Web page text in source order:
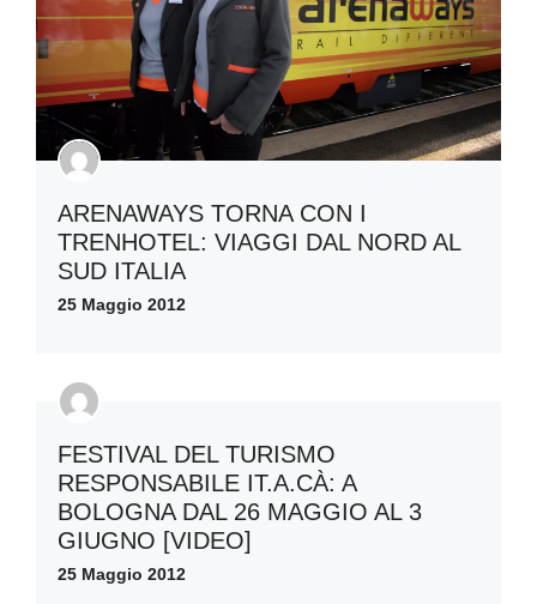
ARENAWAYS TORNA CON I
TRENHOTEL: VIAGGI DAL NORD AL
SUD ITALIA
25 Maggio 2012
FESTIVAL DEL TURISMO
RESPONSABILE IT.A.CÀ: A
BOLOGNA DAL 26 MAGGIO AL 3
GIUGNO [VIDEO]
25 Maggio 2012